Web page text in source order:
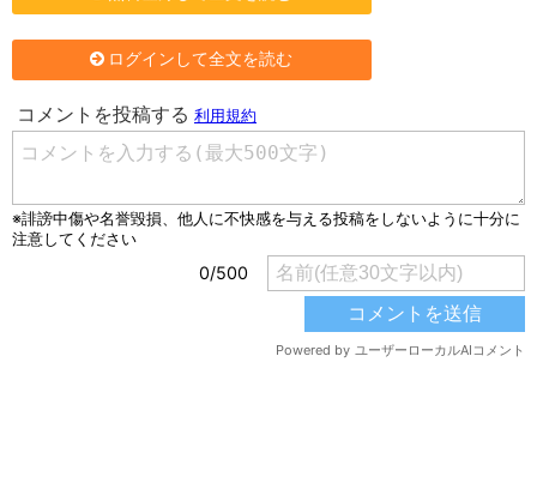
ログインして全文を読む